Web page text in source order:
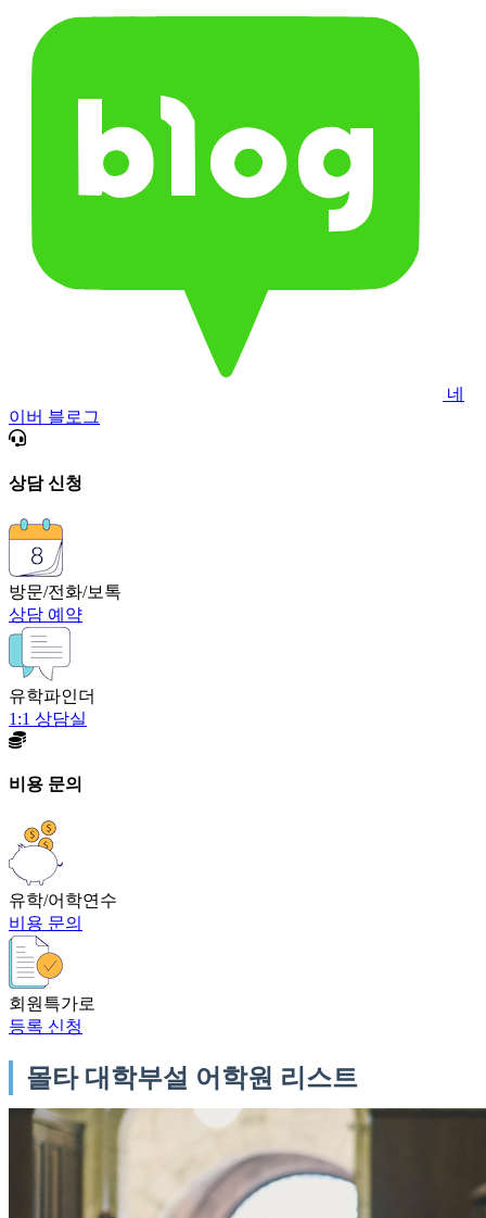
네
이버 블로그
상담 신청
방문/전화/보톡
상담 예약
유학파인더
1:1 상담실
비용 문의
유학/어학연수
비용 문의
회원특가로
등록 신청
몰타 대학부설 어학원 리스트